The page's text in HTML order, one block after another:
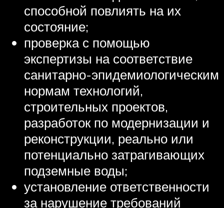
способной повлиять на их
состояние;
проверка с помощью
экспертизы на соответствие
санитарно-эпидемиологическим
нормам технологий,
строительных проектов,
разработок по модернизации и
реконструкции, реально или
потенциально затрагивающих
подземные воды;
установление ответственности
за нарушение требований